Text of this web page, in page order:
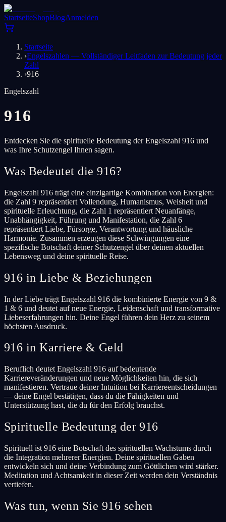
StartseiteShopBlogAnmelden
Startseite
›Engelszahlen — Vollständiger Leitfaden zur Bedeutung jeder
Zahl
›916
Engelszahl
916
Entdecken Sie die spirituelle Bedeutung der Engelszahl 916 und
was Ihre Schutzengel Ihnen sagen.
Was Bedeutet die 916?
Engelszahl 916 trägt eine einzigartige Kombination von Energien:
die Zahl 9 repräsentiert Vollendung, Humanismus, Weisheit und
spirituelle Erleuchtung, die Zahl 1 repräsentiert Neuanfänge,
Unabhängigkeit, Führung und Manifestation, die Zahl 6
repräsentiert Liebe, Fürsorge, Verantwortung und häusliche
Harmonie. Zusammen erzeugen diese Schwingungen eine
spezifische Botschaft deiner Schutzengel über deinen aktuellen
Lebensweg und deine spirituelle Reise.
916 in Liebe & Beziehungen
In der Liebe trägt Engelszahl 916 die kombinierte Energie von 9 &
1 & 6 und deutet auf neue Energie, Leidenschaft und transformative
Liebeserfahrungen hin. Deine Engel führen dein Herz zu seinem
höchsten Ausdruck.
916 in Karriere & Geld
Beruflich deutet Engelszahl 916 auf bedeutende
Karriereveränderungen und neue Möglichkeiten hin, die sich
manifestieren. Vertraue deiner Intuition bei Karriereentscheidungen
— deine Engel bestätigen, dass du die Fähigkeiten und
Unterstützung hast, die du für den Erfolg brauchst.
Spirituelle Bedeutung der 916
Spirituell ist 916 eine Botschaft des spirituellen Wachstums durch
die Integration mehrerer Energien. Deine spirituellen Gaben
entwickeln sich und deine Verbindung zum Göttlichen wird stärker.
Meditation und Achtsamkeit in dieser Zeit werden dein Verständnis
vertiefen.
Was tun, wenn Sie 916 sehen